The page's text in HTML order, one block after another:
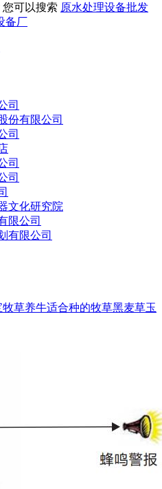
可以搜索 原水处理设备批发
备厂
司
份有限公司
司
司
司
文化研究院
限公司
有限公司
草养牛适合种的牧草黑麦草玉